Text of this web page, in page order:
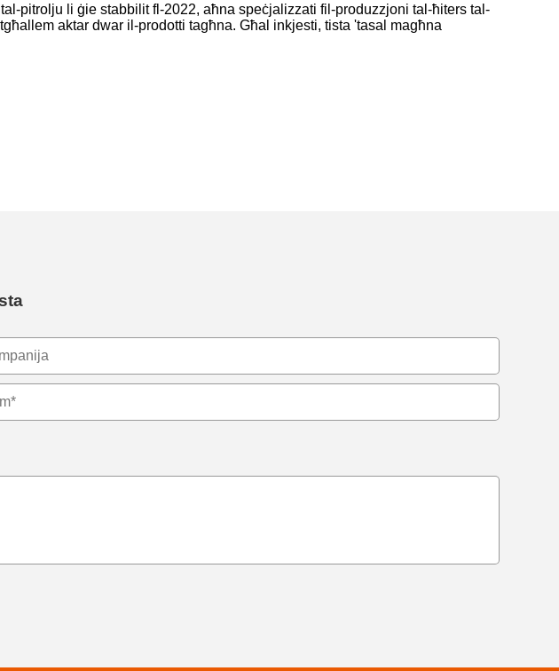
pitrolju li ġie stabbilit fl-2022, aħna speċjalizzati fil-produzzjoni tal-ħiters tal-
aktar dwar il-prodotti tagħna. Għal inkjesti, tista 'tasal magħna